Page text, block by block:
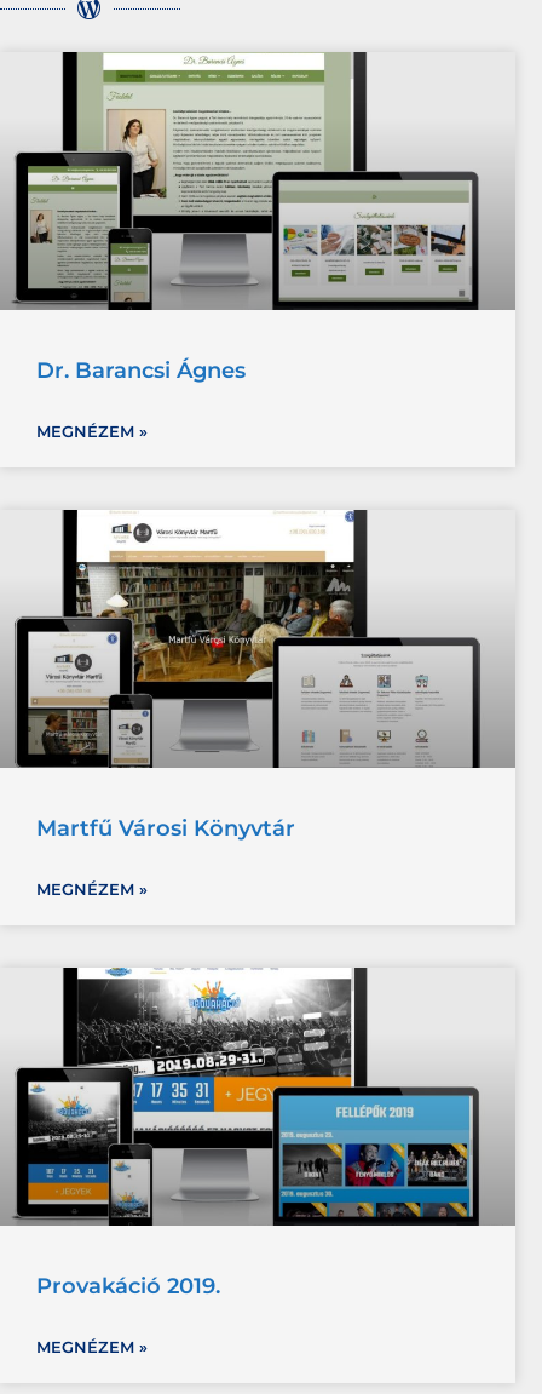
Dr. Barancsi Ágnes
MEGNÉZEM »
Martfű Városi Könyvtár
MEGNÉZEM »
Provakáció 2019.
MEGNÉZEM »